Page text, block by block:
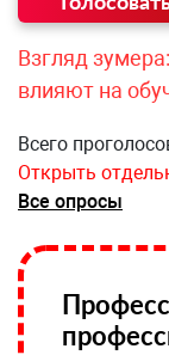
Взгляд
влияют на
Всего
Открыть
Все опросы